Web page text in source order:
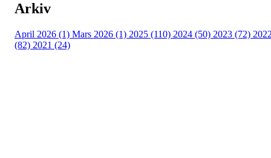
Arkiv
April 2026 (1) Mars 2026 (1) 2025 (110) 2024 (50) 2023 (72)
(82) 2021 (24)